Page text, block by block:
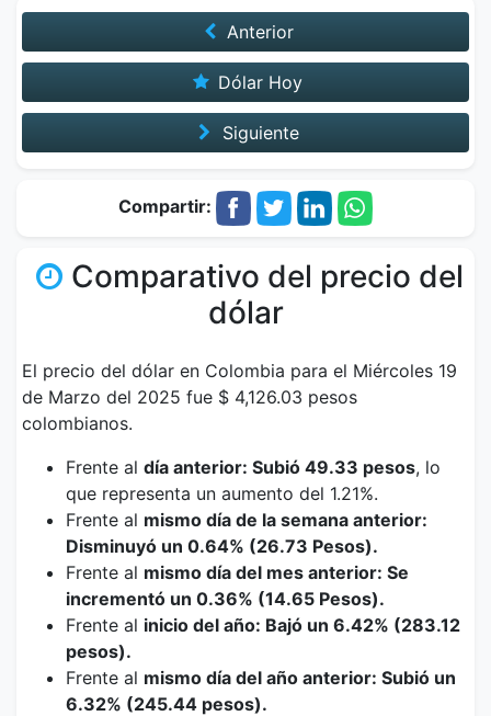
Anterior
Dólar Hoy
Siguiente
Compartir:
Comparativo del precio del
dólar
El precio del dólar en Colombia para el Miércoles 19
de Marzo del 2025 fue $ 4,126.03 pesos
colombianos.
Frente al día anterior: Subió 49.33 pesos, lo
que representa un aumento del 1.21%.
Frente al mismo día de la semana anterior:
Disminuyó un 0.64% (26.73 Pesos).
Frente al mismo día del mes anterior: Se
incrementó un 0.36% (14.65 Pesos).
Frente al inicio del año: Bajó un 6.42% (283.12
pesos).
Frente al mismo día del año anterior: Subió un
6.32% (245.44 pesos).